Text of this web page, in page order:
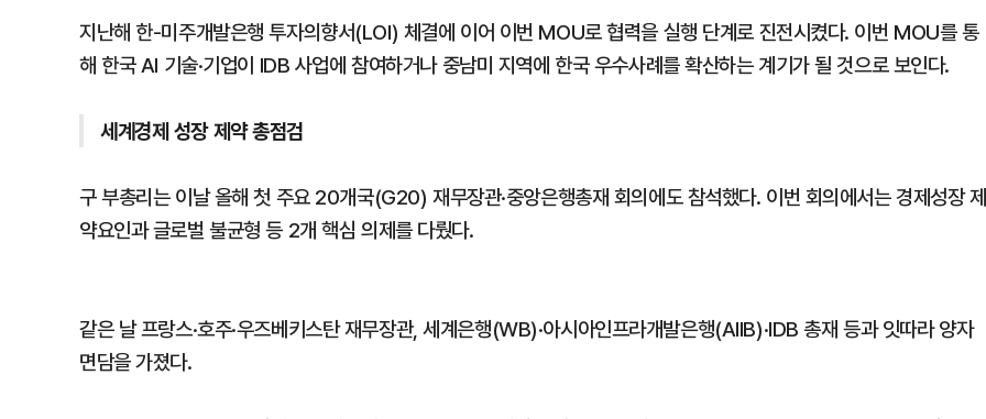
지난해 한-미주개발은행 투자의향서(LOI) 체결에 이어 이번 MOU로 협력을 실행 단계로 진전시켰다. 이번 MOU를 통
해 한국 AI 기술·기업이 IDB 사업에 참여하거나 중남미 지역에 한국 우수사례를 확산하는 계기가 될 것으로 보인다.
세계경제 성장 제약 총점검
구 부총리는 이날 올해 첫 주요 20개국(G20) 재무장관·중앙은행총재 회의에도 참석했다. 이번 회의에서는 경제성장 제
약요인과 글로벌 불균형 등 2개 핵심 의제를 다뤘다.
같은 날 프랑스·호주·우즈베키스탄 재무장관, 세계은행(WB)·아시아인프라개발은행(AIIB)·IDB 총재 등과 잇따라 양자
면담을 가졌다.